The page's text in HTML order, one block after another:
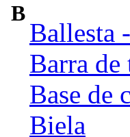
B
Ballesta
Barra de
Base de
Biela